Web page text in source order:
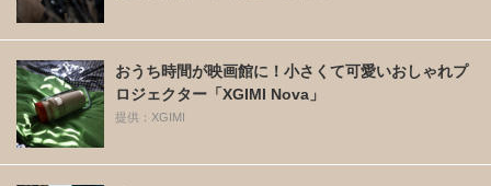
おうち時間が映画館に！小さくて可愛いおしゃれプ
ロジェクター「XGIMI Nova」
提供：XGIMI